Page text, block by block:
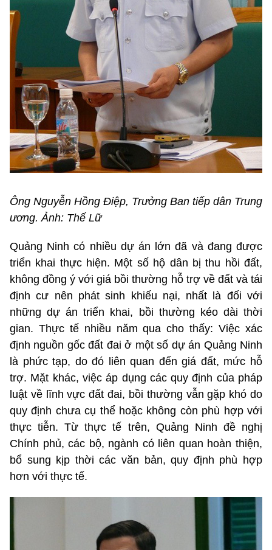
Ông Nguyễn Hồng Điệp, Trưởng Ban tiếp dân Trung
ương. Ảnh: Thế Lữ
Quảng Ninh có nhiều dự án lớn đã và đang được
triển khai thực hiện. Một số hộ dân bị thu hồi đất,
không đồng ý với giá bồi thường hỗ trợ về đất và tái
định cư nên phát sinh khiếu nại, nhất là đối với
những dự án triển khai, bồi thường kéo dài thời
gian. Thực tế nhiều năm qua cho thấy: Việc xác
định nguồn gốc đất đai ở một số dự án Quảng Ninh
là phức tạp, do đó liên quan đến giá đất, mức hỗ
trợ. Mặt khác, việc áp dụng các quy định của pháp
luật về lĩnh vực đất đai, bồi thường vẫn gặp khó do
quy định chưa cụ thể hoặc không còn phù hợp với
thực tiễn. Từ thực tế trên, Quảng Ninh đề nghị
Chính phủ, các bộ, ngành có liên quan hoàn thiện,
bổ sung kịp thời các văn bản, quy định phù hợp
hơn với thực tế.